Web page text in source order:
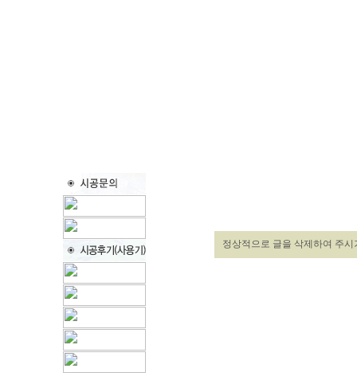
정상적으로 글을 삭제하여 주시